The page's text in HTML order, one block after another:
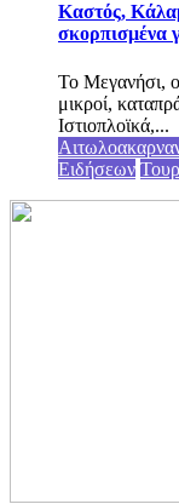
Καστός,
σκορπισμένα
Το Μεγανήσι, ο
μικροί,
Ιστιοπλοϊκά,...
Ειδήσεων